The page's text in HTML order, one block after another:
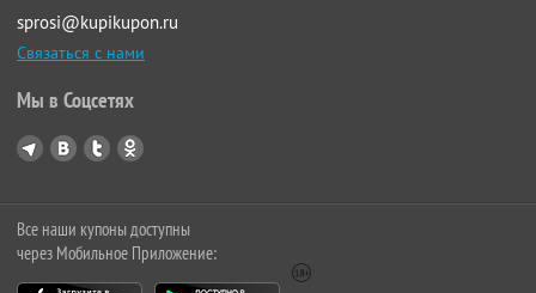
sprosi@kupikupon.ru
Связаться с нами
Мы в Соцсетях
Все наши купоны доступны
через Мобильное Приложение: